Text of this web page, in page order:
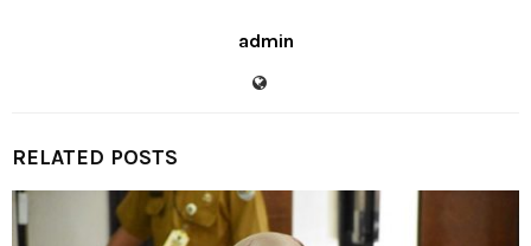
admin
RELATED POSTS